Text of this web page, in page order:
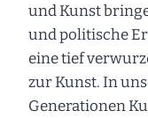
und Kunst
und politische
eine tief
zur Kunst. In
Generationen